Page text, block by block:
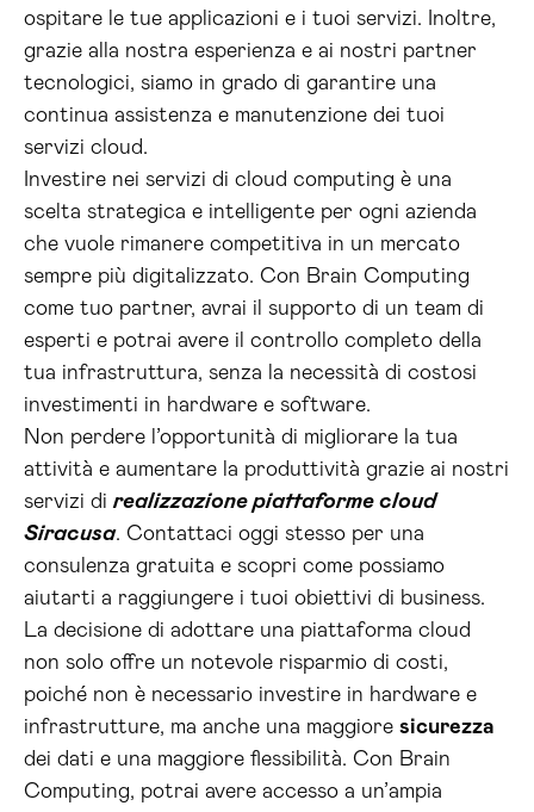
ospitare le tue applicazioni e i tuoi servizi. Inoltre,
grazie alla nostra esperienza e ai nostri partner
tecnologici, siamo in grado di garantire una
continua assistenza e manutenzione dei tuoi
servizi cloud.
Investire nei servizi di cloud computing è una
scelta strategica e intelligente per ogni azienda
che vuole rimanere competitiva in un mercato
sempre più digitalizzato. Con Brain Computing
come tuo partner, avrai il supporto di un team di
esperti e potrai avere il controllo completo della
tua infrastruttura, senza la necessità di costosi
investimenti in hardware e software.
Non perdere l’opportunità di migliorare la tua
attività e aumentare la produttività grazie ai nostri
servizi direalizzazione piattaforme cloud
Siracusa. Contattaci oggi stesso per una
consulenza gratuita e scopri come possiamo
aiutarti a raggiungere i tuoi obiettivi di business.
La decisione di adottare una piattaforma cloud
non solo offre un notevole risparmio di costi,
poiché non è necessario investire in hardware e
infrastrutture, ma anche una maggiore sicurezza
dei dati e una maggiore flessibilità. Con Brain
Computing, potrai avere accesso a un’ampia